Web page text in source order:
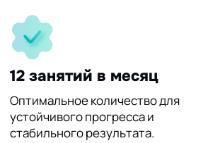
30%
60%
12 занятий в месяц
Оптимальное количество для
устойчивого прогресса и
стабильного результата.